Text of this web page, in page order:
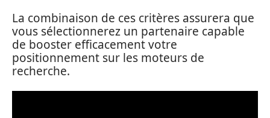
La combinaison de ces critères assurera que
vous sélectionnerez un partenaire capable
de booster efficacement votre
positionnement sur les moteurs de
recherche.